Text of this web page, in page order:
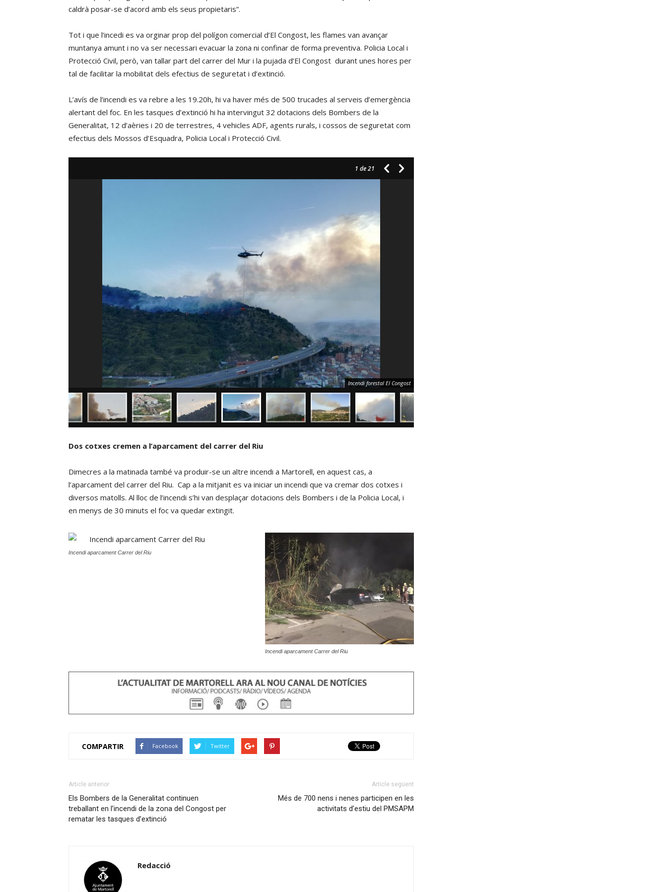
caldrà posar-se d’acord amb els seus propietaris”.
Tot i que l’incedi es va orginar prop del polígon comercial d’El Congost, les flames van avançar
muntanya amunt i no va ser necessari evacuar la zona ni confinar de forma preventiva. Policia Local i
Protecció Civil, però, van tallar part del carrer del Mur i la pujada d’El Congost durant unes hores per
tal de facilitar la mobilitat dels efectius de seguretat i d’extinció.
L’avís de l’incendi es va rebre a les 19.20h, hi va haver més de 500 trucades al serveis d’emergència
alertant del foc. En les tasques d’extinció hi ha intervingut 32 dotacions dels Bombers de la
Generalitat, 12 d’aèries i 20 de terrestres, 4 vehicles ADF, agents rurals, i cossos de seguretat com
efectius dels Mossos d’Esquadra, Policia Local i Protecció Civil.
1 de 21
Incendi forestal El Congost
Dos cotxes cremen a l’aparcament del carrer del Riu
Dimecres a la matinada també va produir-se un altre incendi a Martorell, en aquest cas, a
l’aparcament del carrer del Riu. Cap a la mitjanit es va iniciar un incendi que va cremar dos cotxes i
diversos matolls. Al lloc de l’incendi s’hi van desplaçar dotacions dels Bombers i de la Policia Local, i
en menys de 30 minuts el foc va quedar extingit.
Incendi aparcament Carrer del Riu
Incendi aparcament Carrer del Riu
COMPARTIR Facebook Twitter
Article anterior
Els Bombers de la Generalitat continuen
treballant en l’incendi de la zona del Congost per
rematar les tasques d’extinció
Article següent
Més de 700 nens i nenes participen en les
activitats d’estiu del PMSAPM
Redacció